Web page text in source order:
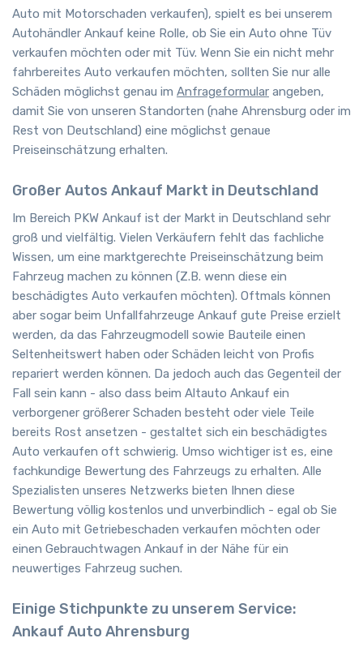
Auto mit Motorschaden verkaufen), spielt es bei unserem
Autohändler Ankauf keine Rolle, ob Sie ein Auto ohne Tüv
verkaufen möchten oder mit Tüv. Wenn Sie ein nicht mehr
fahrbereites Auto verkaufen möchten, sollten Sie nur alle
Schäden möglichst genau im Anfrageformular angeben,
damit Sie von unseren Standorten (nahe Ahrensburg oder im
Rest von Deutschland) eine möglichst genaue
Preiseinschätzung erhalten.
Großer Autos Ankauf Markt in Deutschland
Im Bereich PKW Ankauf ist der Markt in Deutschland sehr
groß und vielfältig. Vielen Verkäufern fehlt das fachliche
Wissen, um eine marktgerechte Preiseinschätzung beim
Fahrzeug machen zu können (Z.B. wenn diese ein
beschädigtes Auto verkaufen möchten). Oftmals können
aber sogar beim Unfallfahrzeuge Ankauf gute Preise erzielt
werden, da das Fahrzeugmodell sowie Bauteile einen
Seltenheitswert haben oder Schäden leicht von Profis
repariert werden können. Da jedoch auch das Gegenteil der
Fall sein kann - also dass beim Altauto Ankauf ein
verborgener größerer Schaden besteht oder viele Teile
bereits Rost ansetzen - gestaltet sich ein beschädigtes
Auto verkaufen oft schwierig. Umso wichtiger ist es, eine
fachkundige Bewertung des Fahrzeugs zu erhalten. Alle
Spezialisten unseres Netzwerks bieten Ihnen diese
Bewertung völlig kostenlos und unverbindlich - egal ob Sie
ein Auto mit Getriebeschaden verkaufen möchten oder
einen Gebrauchtwagen Ankauf in der Nähe für ein
neuwertiges Fahrzeug suchen.
Einige Stichpunkte zu unserem Service:
Ankauf Auto Ahrensburg